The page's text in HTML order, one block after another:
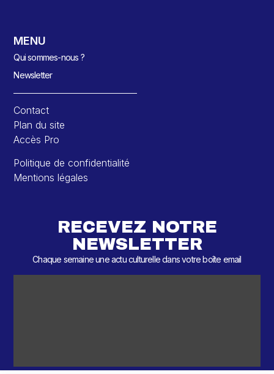
MENU
Qui sommes-nous ?
Newsletter
Contact
Plan du site
Accès Pro
Politique de confidentialité
Mentions légales
RECEVEZ NOTRE
NEWSLETTER
Chaque semaine une actu culturelle dans votre boîte email